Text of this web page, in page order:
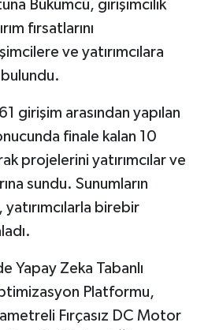
Bükümcü, girişimcilik
fırsatlarını
ve yatırımcılara
girişim arasından yapılan
finale kalan 10
projelerini yatırımcılar ve
sundu. Sunumların
birebir
Yapay Zeka Tabanlı
Platformu,
Fırçasız DC Motor